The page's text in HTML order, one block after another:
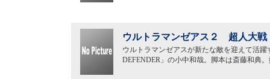
ウルトラマンゼアス２ 超人大戦
ウルトラマンゼアスが新たな敵を迎えて活
DEFENDER」の小中和哉。脚本は斎藤和典